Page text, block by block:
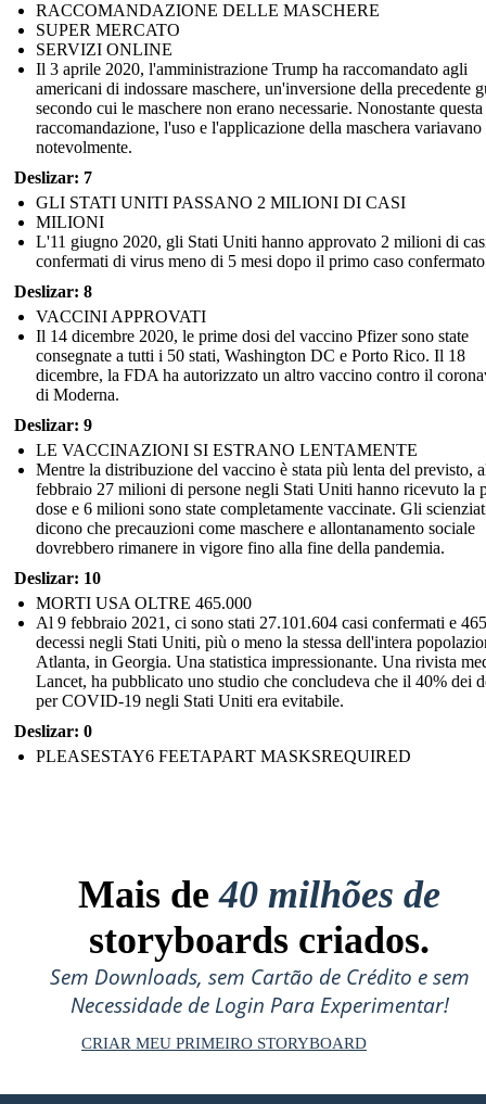
RACCOMANDAZIONE DELLE MASCHERE
SUPER MERCATO
SERVIZI ONLINE
Il 3 aprile 2020, l'amministrazione Trump ha raccomandato agli
americani di indossare maschere, un'inversione della precedente
secondo cui le maschere non erano necessarie. Nonostante questa
raccomandazione, l'uso e l'applicazione della maschera variavano
notevolmente.
Deslizar: 7
GLI STATI UNITI PASSANO 2 MILIONI DI CASI
MILIONI
L'11 giugno 2020, gli Stati Uniti hanno approvato 2 milioni di
confermati di virus meno di 5 mesi dopo il primo caso
Deslizar: 8
VACCINI APPROVATI
Il 14 dicembre 2020, le prime dosi del vaccino Pfizer sono state
consegnate a tutti i 50 stati, Washington DC e Porto Rico. Il 18
dicembre, la FDA ha autorizzato un altro vaccino contro il
di Moderna.
Deslizar: 9
LE VACCINAZIONI SI ESTRANO LENTAMENTE
Mentre la distribuzione del vaccino è stata più lenta del previsto,
febbraio 27 milioni di persone negli Stati Uniti hanno ricevuto la
dose e 6 milioni sono state completamente vaccinate. Gli
dicono che precauzioni come maschere e allontanamento sociale
dovrebbero rimanere in vigore fino alla fine della pandemia.
Deslizar: 10
MORTI USA OLTRE 465.000
Al 9 febbraio 2021, ci sono stati 27.101.604 casi confermati e
decessi negli Stati Uniti, più o meno la stessa dell'intera
Atlanta, in Georgia. Una statistica impressionante. Una rivista
Lancet, ha pubblicato uno studio che concludeva che il 40% dei
per COVID-19 negli Stati Uniti era evitabile.
Deslizar: 0
PLEASESTAY6 FEETAPART MASKSREQUIRED
Mais de40 milhões de
storyboards criados.
Sem Downloads, sem Cartão de Crédito e sem
Necessidade de Login Para Experimentar!
CRIAR MEU PRIMEIRO STORYBOARD